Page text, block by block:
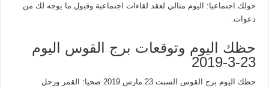
حولك.اجتماعيا: اليوم مثالي لعقد لقاءات اجتماعية وقبول ما يوجه لك من
دعوات.
حظك اليوم وتوقعات برج القوس اليوم
23-3-2019
حظك اليوم برج القوس السبت 23 مارس 2019 صحيا: القمر وزحل